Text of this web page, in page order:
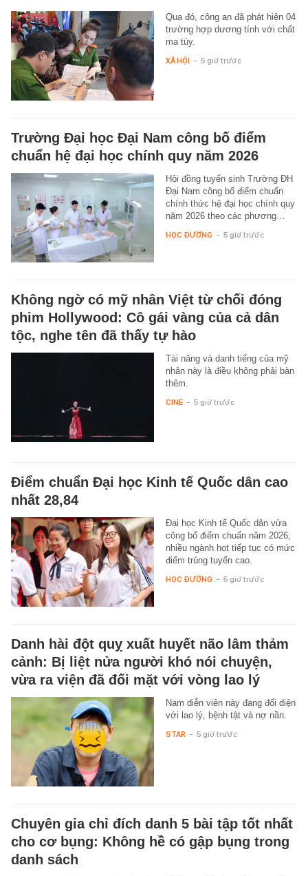
Qua đó, công an đã phát hiện 04
trường hợp dương tính với chất
ma túy.
XÃ HỘI - 5 giờ trước
Trường Đại học Đại Nam công bố điểm
chuẩn hệ đại học chính quy năm 2026
Hội đồng tuyển sinh Trường ĐH
Đại Nam công bố điểm chuẩn
chính thức hệ đại học chính quy
năm 2026 theo các phương…
HỌC ĐƯỜNG - 5 giờ trước
Không ngờ có mỹ nhân Việt từ chối đóng
phim Hollywood: Cô gái vàng của cả dân
tộc, nghe tên đã thấy tự hào
Tài năng và danh tiếng của mỹ
nhân này là điều không phải bàn
thêm.
CINE - 5 giờ trước
Điểm chuẩn Đại học Kinh tế Quốc dân cao
nhất 28,84
Đại học Kinh tế Quốc dân vừa
công bố điểm chuẩn năm 2026,
nhiều ngành hot tiếp tục có mức
điểm trúng tuyển cao.
HỌC ĐƯỜNG - 5 giờ trước
Danh hài đột quỵ xuất huyết não lâm thảm
cảnh: Bị liệt nửa người khó nói chuyện,
vừa ra viện đã đối mặt với vòng lao lý
Nam diễn viên này đang đối diện
với lao lý, bệnh tật và nợ nần.
STAR - 5 giờ trước
Chuyên gia chỉ đích danh 5 bài tập tốt nhất
cho cơ bụng: Không hề có gập bụng trong
danh sách